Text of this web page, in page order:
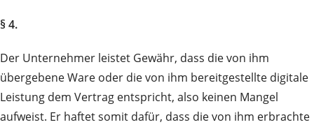
§ 4.
Der Unternehmer leistet Gewähr, dass die von ihm
übergebene Ware oder die von ihm bereitgestellte digitale
Leistung dem Vertrag entspricht, also keinen Mangel
aufweist. Er haftet somit dafür, dass die von ihm erbrachte